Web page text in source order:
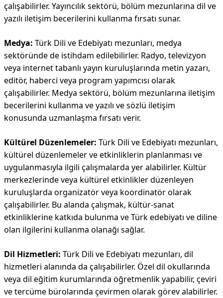
çalışabilirler. Yayıncılık sektörü, bölüm mezunlarına dil ve
yazılı iletişim becerilerini kullanma fırsatı sunar.
Medya: Türk Dili ve Edebiyatı mezunları, medya
sektöründe de istihdam edilebilirler. Radyo, televizyon
veya internet tabanlı yayın kuruluşlarında metin yazarı,
editör, haberci veya program yapımcısı olarak
çalışabilirler. Medya sektörü, bölüm mezunlarına iletişim
becerilerini kullanma ve yazılı ve sözlü iletişim
konusunda uzmanlaşma fırsatı verir.
Kültürel Düzenlemeler: Türk Dili ve Edebiyatı mezunları,
kültürel düzenlemeler ve etkinliklerin planlanması ve
uygulanmasıyla ilgili çalışmalarda yer alabilirler. Kültür
merkezlerinde veya kültürel etkinlikler düzenleyen
kuruluşlarda organizatör veya koordinatör olarak
çalışabilirler. Bu alanda çalışmak, kültür-sanat
etkinliklerine katkıda bulunma ve Türk edebiyatı ve diline
olan ilgilerini kullanma olanağı sağlar.
Dil Hizmetleri: Türk Dili ve Edebiyatı mezunları, dil
hizmetleri alanında da çalışabilirler. Özel dil okullarında
veya dil eğitim kurumlarında öğretmenlik yapabilir, çeviri
ve tercüme bürolarında çevirmen olarak görev alabilirler.